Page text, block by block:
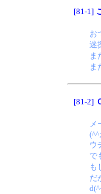
[81-1]
お
迷
ま
ま
[81-2]
メ
ウ
で
も
だ